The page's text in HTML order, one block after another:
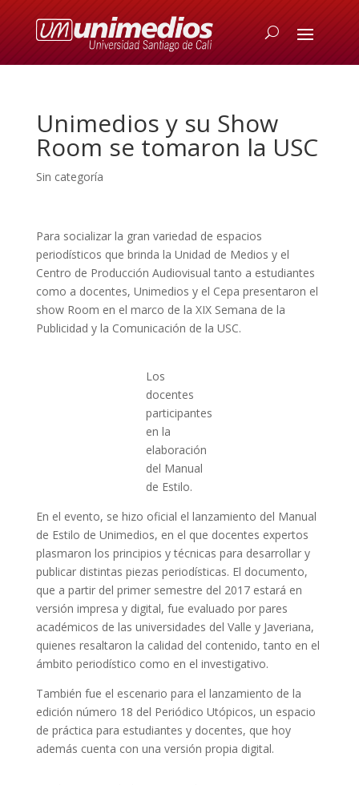
Unimedios y su Show
Room se tomaron la USC
Sin categoría
Para socializar la gran variedad de espacios
periodísticos que brinda la Unidad de Medios y el
Centro de Producción Audiovisual tanto a estudiantes
como a docentes, Unimedios y el Cepa presentaron el
show Room en el marco de la XIX Semana de la
Publicidad y la Comunicación de la USC.
Los
docentes
participantes
en la
elaboración
del Manual
de Estilo.
En el evento, se hizo oficial el lanzamiento del Manual
de Estilo de Unimedios, en el que docentes expertos
plasmaron los principios y técnicas para desarrollar y
publicar distintas piezas periodísticas. El documento,
que a partir del primer semestre del 2017 estará en
versión impresa y digital, fue evaluado por pares
académicos de las universidades del Valle y Javeriana,
quienes resaltaron la calidad del contenido, tanto en el
ámbito periodístico como en el investigativo.
También fue el escenario para el lanzamiento de la
edición número 18 del Periódico Utópicos, un espacio
de práctica para estudiantes y docentes, que hoy
además cuenta con una versión propia digital.